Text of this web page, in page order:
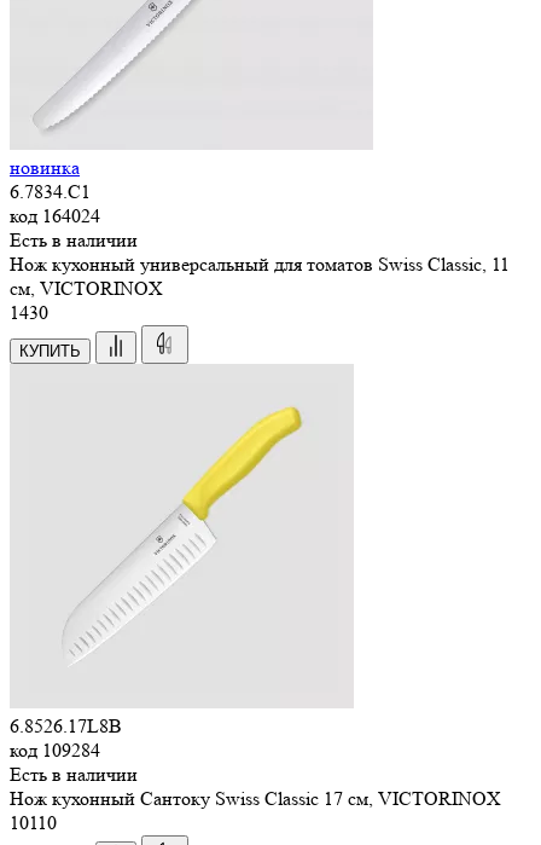
новинка
6.7834.C1
код 164024
Есть в наличии
Нож кухонный универсальный для томатов Swiss Classic, 11
см, VICTORINOX
1430
КУПИТЬ
6.8526.17L8B
код 109284
Есть в наличии
Нож кухонный Сантоку Swiss Classic 17 см, VICTORINOX
10110